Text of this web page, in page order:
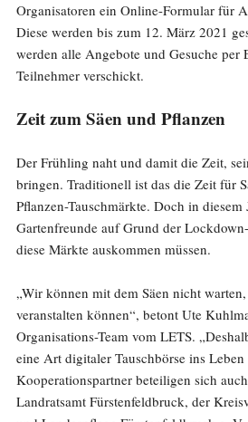
Organisatoren ein Online-Formular für
Diese werden bis zum 12. März 2021
werden alle Angebote und Gesuche per
Teilnehmer verschickt.
Zeit zum Säen und Pflanzen
Der Frühling naht und damit die Zeit,
bringen. Traditionell ist das die Zeit für
Pflanzen-Tauschmärkte. Doch in diesem
Gartenfreunde auf Grund der
diese Märkte auskommen müssen.
„Wir können mit dem Säen nicht
veranstalten können“, betont Ute
Organisations-Team vom LETS.
eine Art digitaler Tauschbörse ins
Kooperationspartner beteiligen sich
Landratsamt Fürstenfeldbruck, der